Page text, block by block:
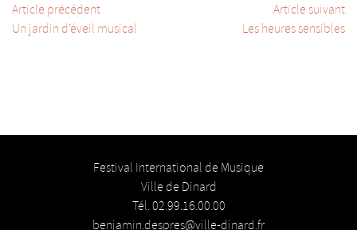
Article précédent
Un jardin d’éveil musical
Article suivant
Les heures sensibles
Festival International de Musique
Ville de Dinard
Tél. 02.99.16.00.00
benjamin.despres@ville-dinard.fr